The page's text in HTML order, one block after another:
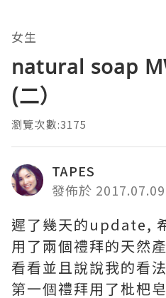
女生
natural soap
(二）
瀏覽次數:3175
TAPES
發佈於 2017.07.09
遲了幾天的update,
用了兩個禮拜的天然
看看並且說說我的看法
第一個禮拜用了枇杷